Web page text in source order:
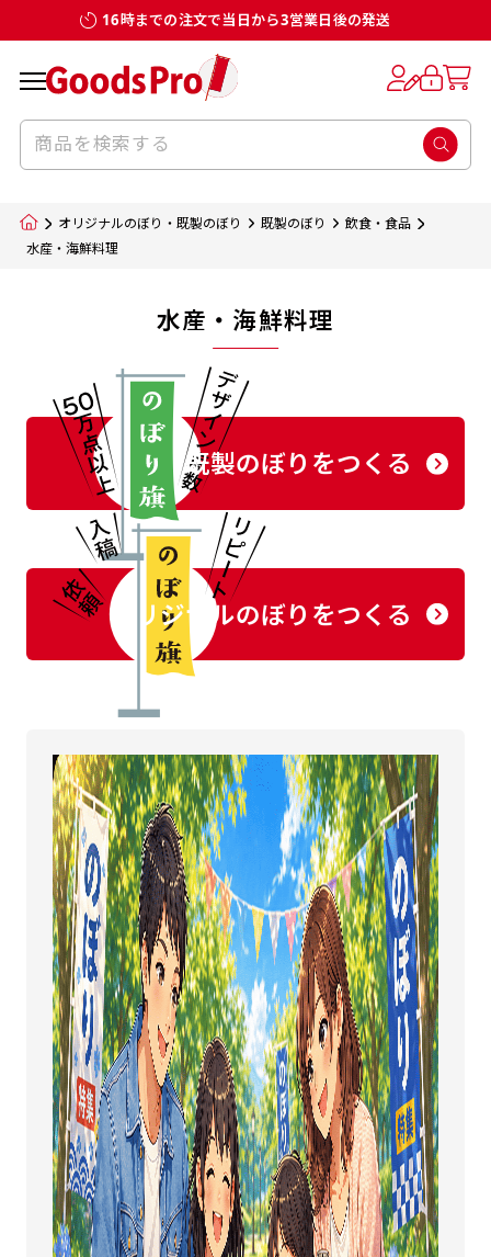
16時までの注文で当日から3営業日後の発送
オリジナルのぼり・既製のぼり 既製のぼり
飲食・食品
水産・海鮮料理
水産・海鮮料理
既製のぼりをつくる
オリジナルのぼりをつくる